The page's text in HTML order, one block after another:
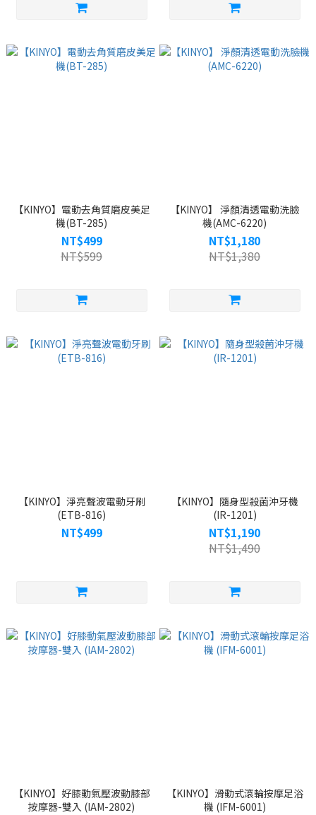
【KINYO】電動去角質磨皮美足
機(BT-285)
NT$499
NT$599
【KINYO】 淨顏清透電動洗臉
機(AMC-6220)
NT$1,180
NT$1,380
【KINYO】淨亮聲波電動牙刷
(ETB-816)
NT$499
【KINYO】隨身型殺菌沖牙機
(IR-1201)
NT$1,190
NT$1,490
【KINYO】好膝動氣壓波動膝部
按摩器-雙入 (IAM-2802)
【KINYO】滑動式滾輪按摩足浴
機 (IFM-6001)